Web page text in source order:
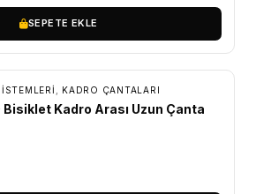
SEPETE EKLE
KADRO ÇANTALARI
Kadro Arası Uzun Çanta